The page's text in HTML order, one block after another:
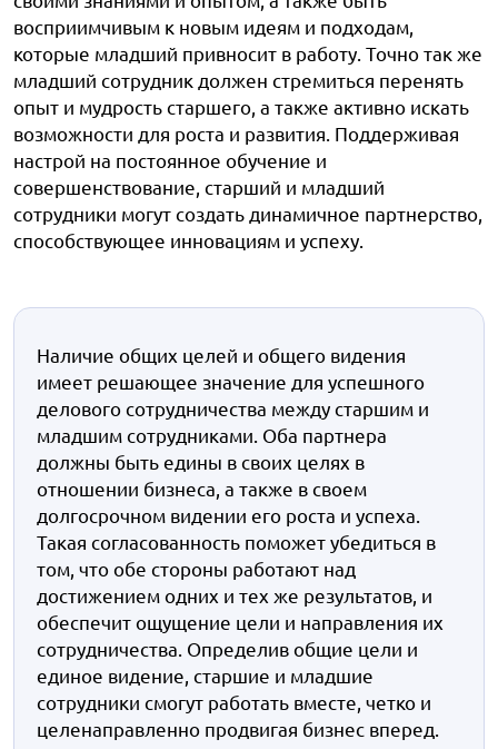
восприимчивым к новым идеям и подходам,
которые младший привносит в работу. Точно так же
младший сотрудник должен стремиться перенять
опыт и мудрость старшего, а также активно искать
возможности для роста и развития. Поддерживая
настрой на постоянное обучение и
совершенствование, старший и младший
сотрудники могут создать динамичное партнерство,
способствующее инновациям и успеху.
Наличие общих целей и общего видения
имеет решающее значение для успешного
делового сотрудничества между старшим и
младшим сотрудниками. Оба партнера
должны быть едины в своих целях в
отношении бизнеса, а также в своем
долгосрочном видении его роста и успеха.
Такая согласованность поможет убедиться в
том, что обе стороны работают над
достижением одних и тех же результатов, и
обеспечит ощущение цели и направления их
сотрудничества. Определив общие цели и
единое видение, старшие и младшие
сотрудники смогут работать вместе, четко и
целенаправленно продвигая бизнес вперед.